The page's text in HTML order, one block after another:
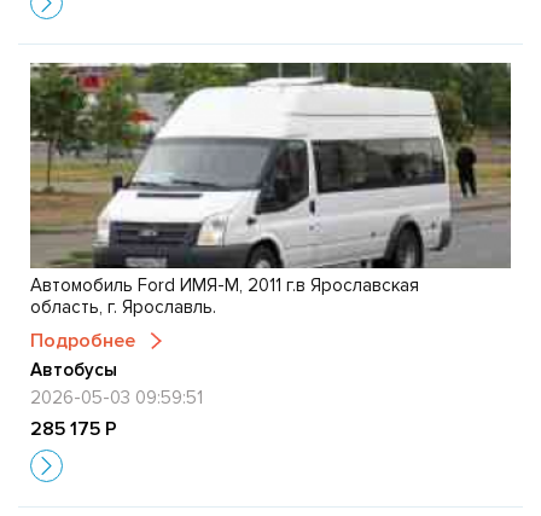
Автомобиль Ford ИМЯ-М, 2011 г.в Ярославская
область, г. Ярославль.
Подробнее
Автобусы
2026-05-03 09:59:51
285 175 Р